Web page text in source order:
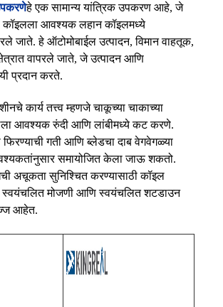
हे एक सामान्य यांत्रिक उपकरण आहे, जे
कॉइलला आवश्यक लहान कॉइलमध्ये
जाते. हे ऑटोमोबाईल उत्पादन, विमान वाहतूक,
वापरले जाते, जे उत्पादन आणि
प्रदान करते.
कार्य तत्त्व म्हणजे चाकूच्या चाकाच्या
आवश्यक रुंदी आणि लांबीमध्ये कट करणे.
गती आणि ब्लेडचा दाब वेगवेगळ्या
समायोजित केला जाऊ शकतो.
अचूकता सुनिश्चित करण्यासाठी कॉइल
मोजणी आणि स्वयंचलित शटडाउन
आहेत.